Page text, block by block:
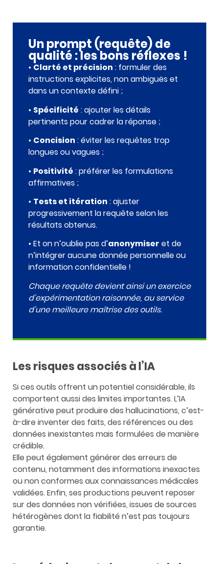
Un prompt (requête) de
qualité : les bons réflexes !
• Clarté et précision : formuler des
instructions explicites, non ambiguës et
dans un contexte défini ;
• Spécificité : ajouter les détails
pertinents pour cadrer la réponse ;
• Concision : éviter les requêtes trop
longues ou vagues ;
• Positivité : préférer les formulations
affirmatives ;
• Tests et itération : ajuster
progressivement la requête selon les
résultats obtenus.
• Et on n’oublie pas d’anonymiser et de
n’intégrer aucune donnée personnelle ou
information confidentielle !
Chaque requête devient ainsi un exercice
d’expérimentation raisonnée, au service
d’une meilleure maîtrise des outils.
Les risques associés à l’IA
Si ces outils offrent un potentiel considérable, ils
comportent aussi des limites importantes. L’IA
générative peut produire des hallucinations, c’est-
à-dire inventer des faits, des références ou des
données inexistantes mais formulées de manière
crédible.
Elle peut également générer des erreurs de
contenu, notamment des informations inexactes
ou non conformes aux connaissances médicales
validées. Enfin, ses productions peuvent reposer
sur des données non vérifiées, issues de sources
hétérogènes dont la fiabilité n’est pas toujours
garantie.